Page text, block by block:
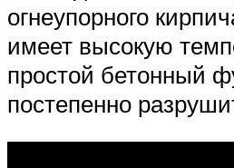
огнеупорного
имеет высокую
простой бетонный
постепенно